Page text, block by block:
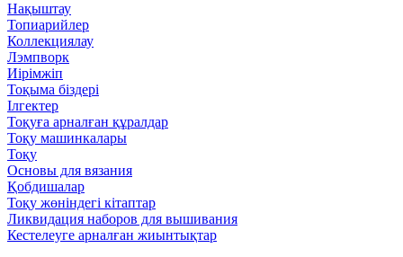
Нақыштау
Топиарийлер
Коллекциялау
Лэмпворк
Иірімжіп
Тоқыма біздері
Ілгектер
Тоқуға арналған құралдар
Тоқу машинкалары
Тоқу
Основы для вязания
Қобдишалар
Тоқу жөніндегі кітаптар
Ликвидация наборов для вышивания
Кестелеуге арналған жиынтықтар